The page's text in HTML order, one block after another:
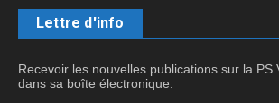
Lettre d'info
Recevoir les nouvelles publications sur la PS
dans sa boîte électronique.